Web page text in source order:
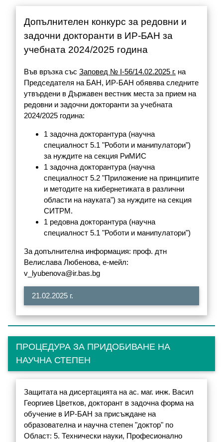
Допълнителен конкурс за редовни и
задочни докторанти в ИР-БАН за
учебната 2024/2025 година
Във връзка със Заповед № I-56/14.02.2025 г. на
Председателя на БАН, ИР-БАН обявява следните
утвърдени в Държавен вестник места за прием на
редовни и задочни докторанти за учебната
2024/2025 година:
1 задочна докторантура (научна
специалност 5.1 "Роботи и манипулатори")
за нуждите на секция РиМИС
1 задочна докторантура (научна
специалност 5.2 "Приложение на принципите
и методите на кибернетиката в различни
области на науката") за нуждите на секция
СИТРМ.
1 редовна докторантура (научна
специалност 5.1 "Роботи и манипулатори")
За допълнителна информация: проф. дтн
Велислава Любенова, е-мейл:
v_lyubenova@ir.bas.bg
21.02.2025 г.
ПРОЦЕДУРА ЗА ПРИДОБИВАНЕ НА
НАУЧНА СТЕПЕН
Защитата на дисертацията на ас. маг. инж. Васил
Георгиев Цветков, докторант в задочна форма на
обучение в ИР-БАН за присъждане на
образователна и научна степен "доктор" по
Област: 5. Технически науки, Професионално